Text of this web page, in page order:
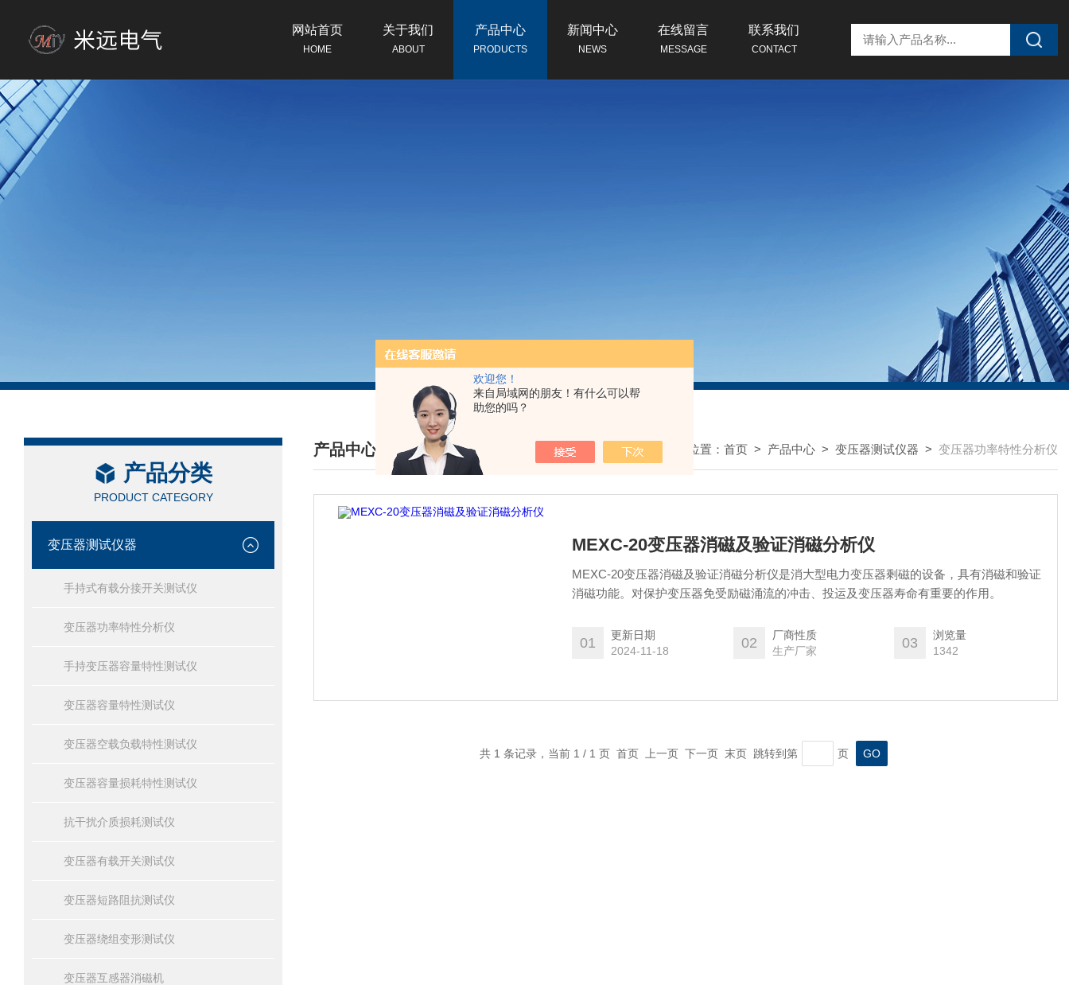
欢迎您！
来自局域网的朋友！有什么可以帮
助您的吗？
网站首页
HOME
关于我们
ABOUT
产品中心
PRODUCTS
新闻中心
NEWS
在线留言
MESSAGE
联系我们
CONTACT
产品分类
PRODUCT CATEGORY
变压器测试仪器
手持式有载分接开关测试仪
变压器功率特性分析仪
手持变压器容量特性测试仪
变压器容量特性测试仪
变压器空载负载特性测试仪
变压器容量损耗特性测试仪
抗干扰介质损耗测试仪
变压器有载开关测试仪
变压器短路阻抗测试仪
变压器绕组变形测试仪
变压器互感器消磁机
产品中心
/ PRODUCTS CENTER
我的位置： 首页 > 产品中心 > 变压器测试仪器 > 变压器功率特性分析仪
MEXC-20变压器消磁及验证消磁分析仪
MEXC-20变压器消磁及验证消磁分析仪是消大型电力变压器剩磁的设备，具有消磁和验证
消磁功能。对保护变压器免受励磁涌流的冲击、投运及变压器寿命有重要的作用。
01
更新日期
2024-11-18
02
厂商性质
生产厂家
03
浏览量
1342
共 1 条记录，当前 1 / 1 页 首页 上一页 下一页 末页 跳转到第 页